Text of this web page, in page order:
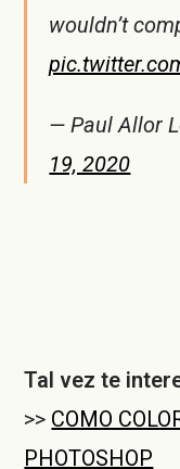
wouldn’t
— Paul Allor
19, 2020
Tal vez te
>> COMO
PHOTOSHOP